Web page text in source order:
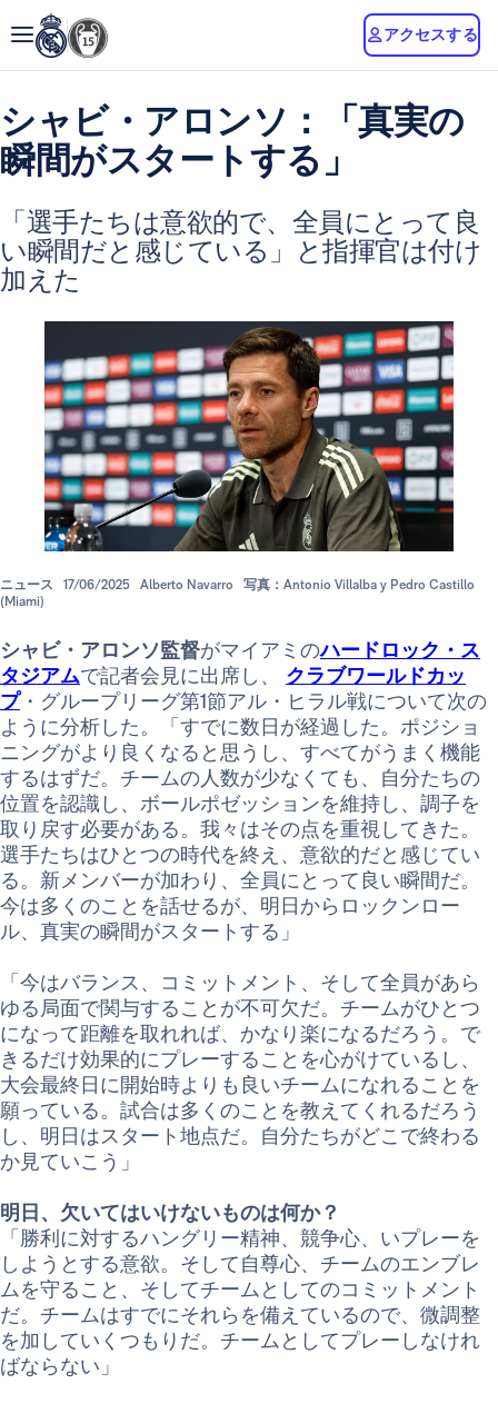
アクセスする
シャビ・アロンソ：「真実の
瞬間がスタートする」
「選手たちは意欲的で、全員にとって良
い瞬間だと感じている」と指揮官は付け
加えた
ニュース 17/06/2025 Alberto Navarro
写真：Antonio Villalba y Pedro Castillo
(Miami)
シャビ・アロンソ監督がマイアミのハードロック・ス
タジアムで記者会見に出席し、 クラブワールドカッ
プ・グループリーグ第1節アル・ヒラル戦について次の
ように分析した。「すでに数日が経過した。ポジショ
ニングがより良くなると思うし、すべてがうまく機能
するはずだ。チームの人数が少なくても、自分たちの
位置を認識し、ボールポゼッションを維持し、調子を
取り戻す必要がある。我々はその点を重視してきた。
選手たちはひとつの時代を終え、意欲的だと感じてい
る。新メンバーが加わり、全員にとって良い瞬間だ。
今は多くのことを話せるが、明日からロックンロー
ル、真実の瞬間がスタートする」
「今はバランス、コミットメント、そして全員があら
ゆる局面で関与することが不可欠だ。チームがひとつ
になって距離を取れれば、かなり楽になるだろう。で
きるだけ効果的にプレーすることを心がけているし、
大会最終日に開始時よりも良いチームになれることを
願っている。試合は多くのことを教えてくれるだろう
し、明日はスタート地点だ。自分たちがどこで終わる
か見ていこう」
明日、欠いてはいけないものは何か？
「勝利に対するハングリー精神、競争心、いプレーを
しようとする意欲。そして自尊心、チームのエンブレ
ムを守ること、そしてチームとしてのコミットメント
だ。チームはすでにそれらを備えているので、微調整
を加していくつもりだ。チームとしてプレーしなけれ
ばならない」